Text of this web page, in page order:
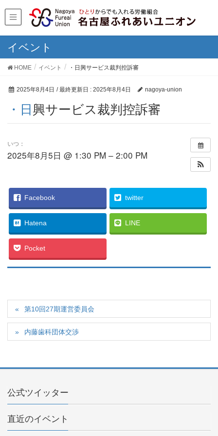
イベント
HOME イベント ・日興サービス裁判控訴審
2025年8月4日 / 最終更新日 : 2025年8月4日 nagoya-union
・日興サービス裁判控訴審
いつ：
2025年8月5日 @ 1:30 PM – 2:00 PM
Facebook twitter
Hatena LINE
Pocket
第10回27期運営委員会
内藤歯科団体交渉
公式ツイッター
直近のイベント